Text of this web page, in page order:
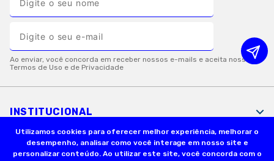
Utilizamos cookies para oferecer melhor experiência, melhorar o
desempenho, analisar como você interage em nosso site e
personalizar conteúdo. Ao utilizar este site, você concorda com o
INSTITUCIONAL
INFORMAÇÕES ÚTEIS